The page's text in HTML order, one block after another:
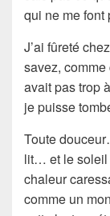
qui ne me
J’ai fûreté
savez, comme
avait pas trop
je puisse
Toute
lit… et le soleil
chaleur
comme un